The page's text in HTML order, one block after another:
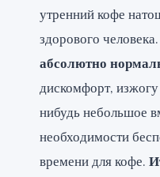
утренний кофе
здорового
абсолютно
дискомфорт,
нибудь небольшое
необходимости
времени для кофе.